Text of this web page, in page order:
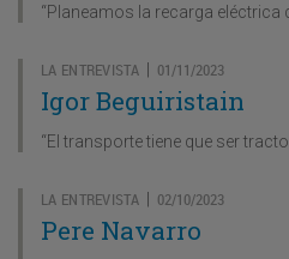
“Planeamos la recarga eléctrica
LA ENTREVISTA| 01/11/2023
Igor Beguiristain
“El transporte tiene que ser
LA ENTREVISTA| 02/10/2023
Pere Navarro